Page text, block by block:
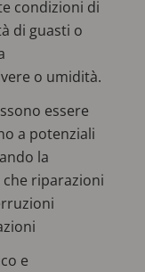
condizioni di
di guasti o
o umidità.
essere
a potenziali
la
riparazioni
e